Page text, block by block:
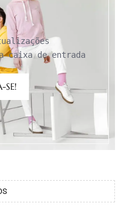
caixa de entrada
SE!